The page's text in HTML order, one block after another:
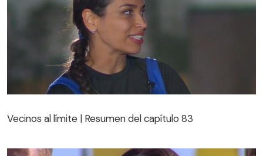
Vecinos al límite | Resumen del capítulo 83